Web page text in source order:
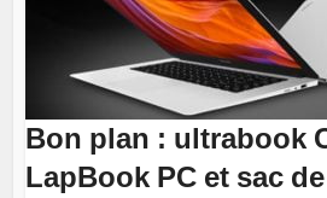
Bon plan : ultrabook
LapBook PC et sac